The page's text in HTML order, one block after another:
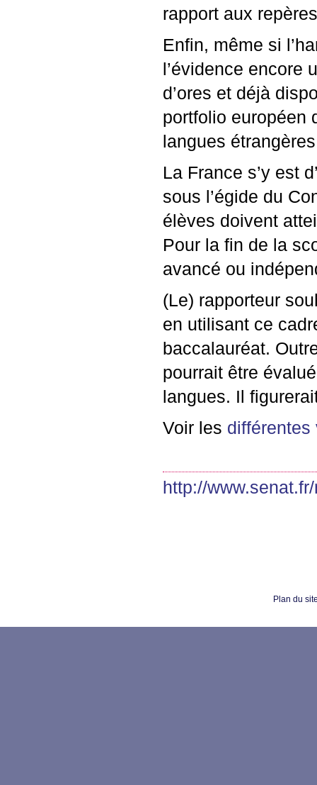
rapport aux
Enfin, même si
l’évidence
d’ores et déjà
portfolio européen
langues
La France s’y est
sous l’égide du
élèves doivent
Pour la fin de la
avancé ou
(Le) rapporteur
en utilisant ce
baccalauréat.
pourrait être
langues. Il
Voir les différentes
http://
Plan du